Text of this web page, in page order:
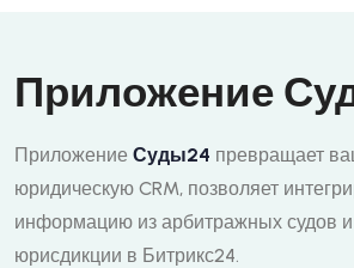
Приложение
Приложение Суды24 превращает
юридическую CRM, позволяет
информацию из арбитражных судов
юрисдикции в Битрикс24.